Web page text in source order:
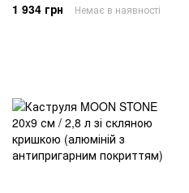
1 934 грн Немає в наявності